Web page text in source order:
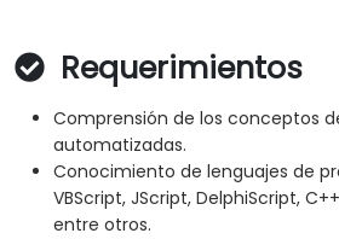
Requerimientos
Comprensión de los conceptos
automatizadas.
Conocimiento de lenguajes de
VBScript, JScript, DelphiScript,
entre otros.